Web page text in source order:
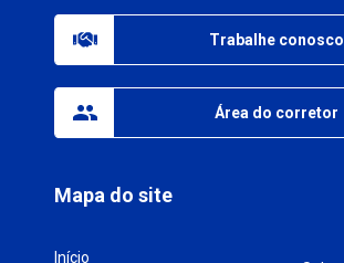
Mapa do site
Início
Trabalhe conosco
Área do corretor